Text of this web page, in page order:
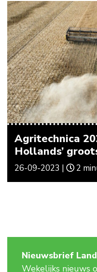
Agritechnica
Hollands’
26-09-2023 | 2
Nieuwsbrief
Wekelijks nieuws